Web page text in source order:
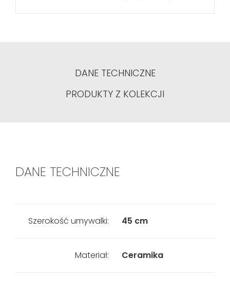
DANE TECHNICZNE
PRODUKTY Z KOLEKCJI
DANE TECHNICZNE
Szerokość umywalki: 45 cm
Materiał: Ceramika